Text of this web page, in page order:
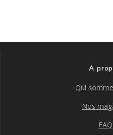
A
Qui
Nos
FAQ